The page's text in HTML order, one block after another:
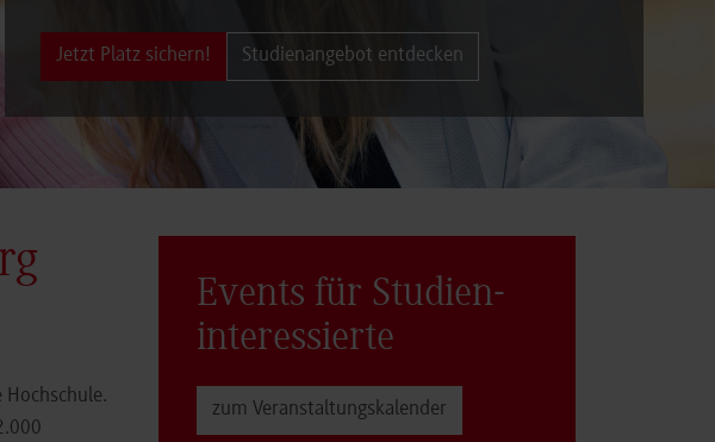
Jetzt Platz sichern! Studienangebot entdecken
Events für Studien­
interessierte
zum Veranstaltungs­kalender